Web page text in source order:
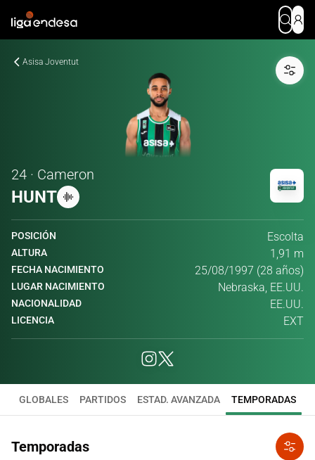
Asisa Joventut
24 · Cameron
HUNT
POSICIÓN Escolta
ALTURA 1,91 m
FECHA NACIMIENTO 25/08/1997 (28 años)
LUGAR NACIMIENTO Nebraska, EE.UU.
NACIONALIDAD EE.UU.
LICENCIA EXT
GLOBALES PARTIDOS ESTAD. AVANZADA TEMPORADAS
Temporadas